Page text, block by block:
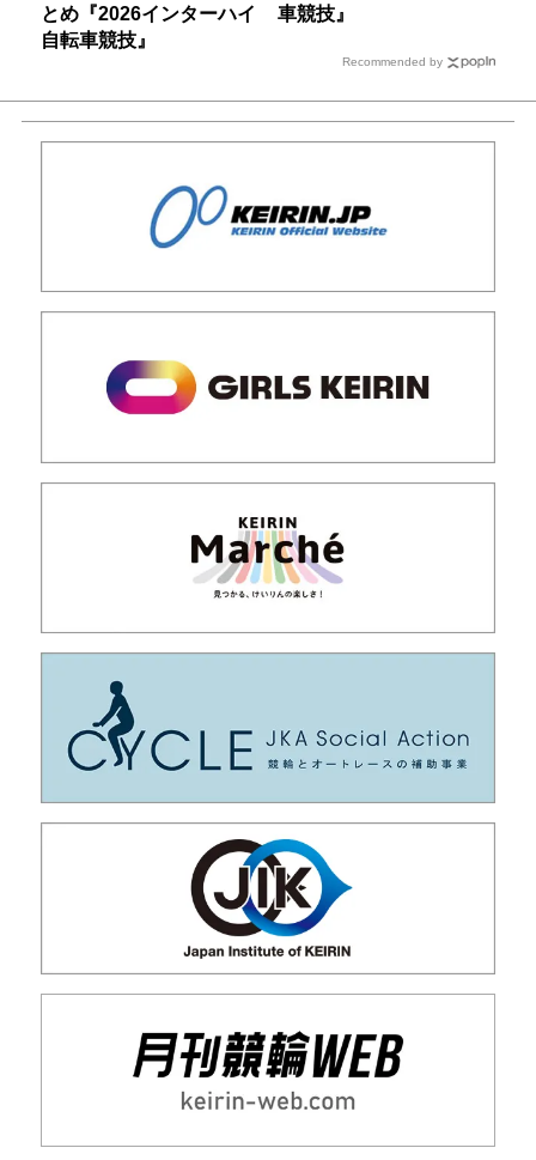
とめ『2026インターハイ
自転車競技』
車競技』
Recommended by